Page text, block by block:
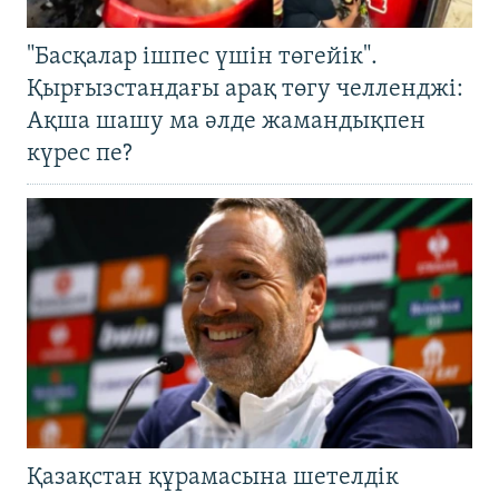
"Басқалар ішпес үшін төгейік".
Қырғызстандағы арақ төгу челленджі:
Ақша шашу ма әлде жамандықпен
күрес пе?
Қазақстан құрамасына шетелдік